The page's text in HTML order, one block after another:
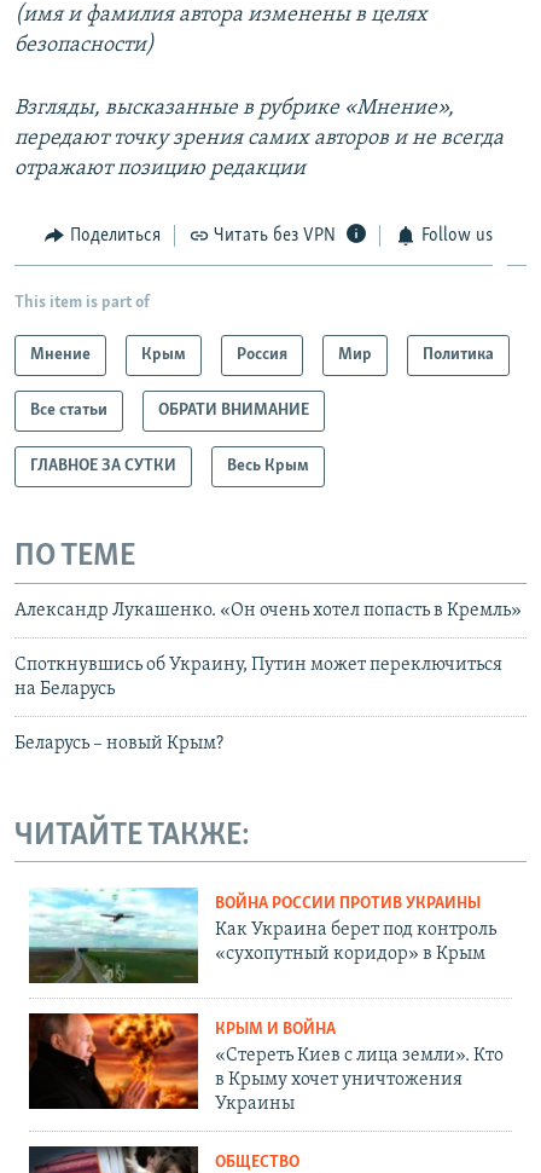
(имя и фамилия автора изменены в целях
безопасности)
Взгляды, высказанные в рубрике «Мнение»,
передают точку зрения самих авторов и не всегда
отражают позицию редакции
Поделиться Читать без VPN Follow us
This item is part of
Мнение Крым Россия Мир Политика
Все статьи ОБРАТИ ВНИМАНИЕ
ГЛАВНОЕ ЗА СУТКИ Весь Крым
ПО ТЕМЕ
Александр Лукашенко. «Он очень хотел попасть в Кремль»
Споткнувшись об Украину, Путин может переключиться
на Беларусь
Беларусь – новый Крым?
ЧИТАЙТЕ ТАКЖЕ:
ВОЙНА РОССИИ ПРОТИВ УКРАИНЫ
Как Украина берет под контроль
«сухопутный коридор» в Крым
КРЫМ И ВОЙНА
«Стереть Киев с лица земли». Кто
в Крыму хочет уничтожения
Украины
ОБЩЕСТВО